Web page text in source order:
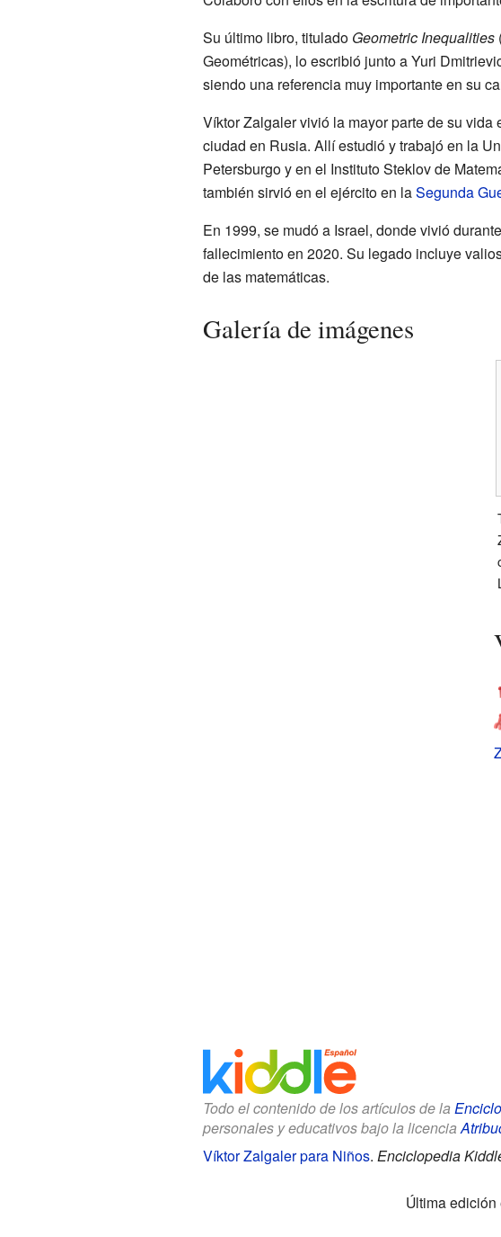
Su último libro, titulado Geometric Inequalities
Geométricas), lo escribió junto a Yuri
siendo una referencia muy importante en su
Víktor Zalgaler vivió la mayor parte de su vida
ciudad en Rusia. Allí estudió y trabajó en la
Petersburgo y en el Instituto Steklov de
también sirvió en el ejército en laSegunda
En 1999, se mudó a Israel, donde vivió
fallecimiento en 2020. Su legado incluye
de las matemáticas.
Galería de imágenes
Todo el contenido de los artículos de la
personales y educativos bajo la licencia
Víktor Zalgaler para Niños. Enciclopedia
Última